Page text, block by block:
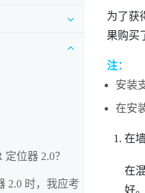
位器 2.0？
2.0 时，我应考
为了获
果购买
注：
安装
在安
在
在
好。